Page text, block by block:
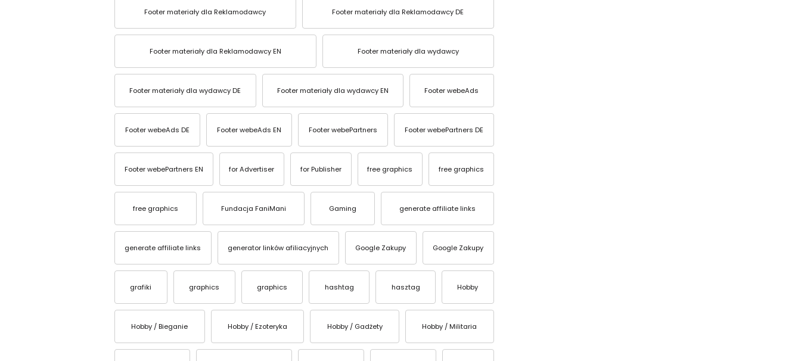
Footer materiały dla Reklamodawcy Footer materiały dla Reklamodawcy DE
Footer materiały dla Reklamodawcy EN Footer materiały dla wydawcy
Footer materiały dla wydawcy DE Footer materiały dla wydawcy EN Footer webeAds
Footer webeAds DE Footer webeAds EN Footer webePartners Footer webePartners DE
Footer webePartners EN for Advertiser for Publisher free graphics free graphics
free graphics Fundacja FaniMani Gaming generate affiliate links
generate affiliate links generator linków afiliacyjnych Google Zakupy Google Zakupy
grafiki graphics graphics hashtag hasztag Hobby
Hobby / Bieganie Hobby / Ezoteryka Hobby / Gadżety Hobby / Militaria